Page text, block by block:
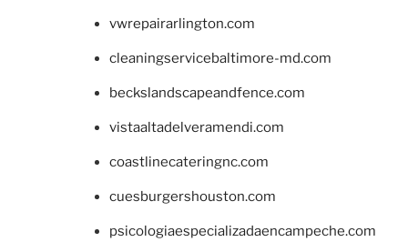
vwrepairarlington.com
cleaningservicebaltimore-md.com
beckslandscapeandfence.com
vistaaltadelveramendi.com
coastlinecateringnc.com
cuesburgershouston.com
psicologiaespecializadaencampeche.com